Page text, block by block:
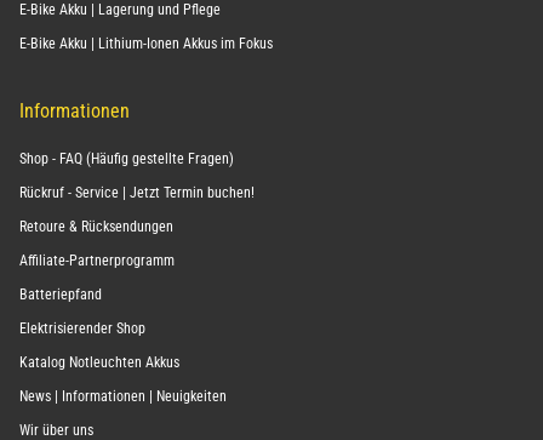
E-Bike Akku | Lagerung und Pflege
E-Bike Akku | Lithium-Ionen Akkus im Fokus
Informationen
Shop - FAQ (Häufig gestellte Fragen)
Rückruf - Service | Jetzt Termin buchen!
Retoure & Rücksendungen
Affiliate-Partnerprogramm
Batteriepfand
Elektrisierender Shop
Katalog Notleuchten Akkus
News | Informationen | Neuigkeiten
Wir über uns